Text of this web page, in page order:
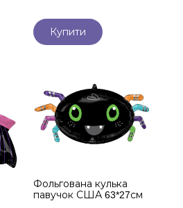
Купити
Фольгована кулька
павучок США 63*27см